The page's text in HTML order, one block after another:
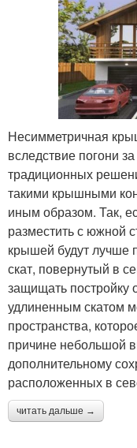
Несимметричная
вследствие погони
традиционных
такими крышными
иным образом. Так,
разместить с южной
крышей будут лучше
скат, повернутый в
защищать постройку
удлиненным скатом
пространства,
причине небольшой
дополнительному
расположенных в
читать дальше →